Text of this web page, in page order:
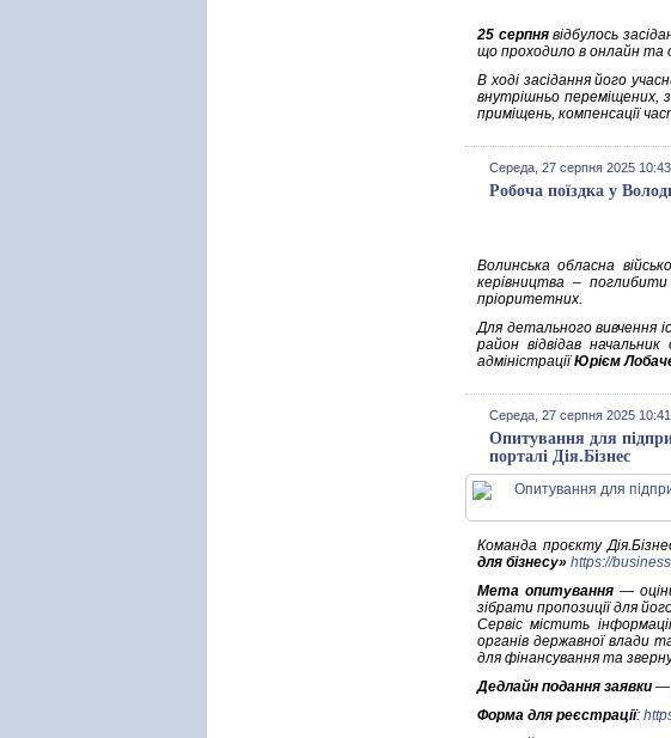
25 серпнявідбулось
що проходило в онлайн та
В ході засідання його
внутрішньо переміщених,
приміщень, компенсації
Середа, 27 серпня 2025 10:43
Робоча поїздка у
Волинська обласна
керівництва –
пріоритетних.
Для детального вивчення
район відвідав начальник
адміністраціїЮрієм
Середа, 27 серпня 2025 10:41
Опитування для
порталі Дія.Бізнес
Команда проєкту
для бізнесу» https://
Мета опитування —
зібрати пропозиції для
Сервіс містить
органів державної влади
для фінансування та
Дедлайн подання заявки —
Форма для реєстрації: